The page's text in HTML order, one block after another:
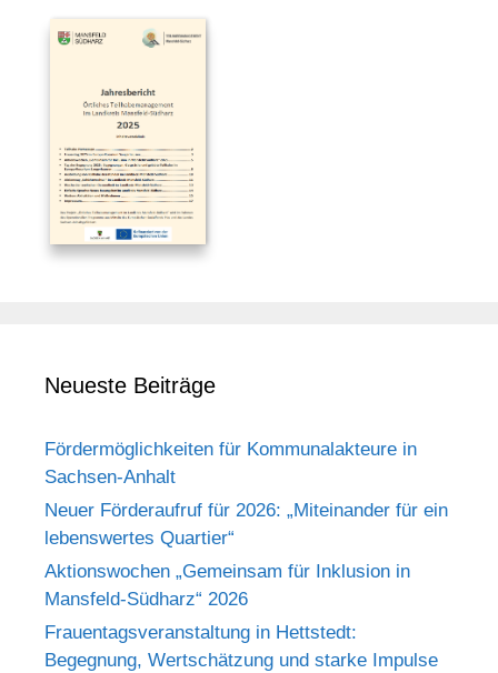
Neueste Beiträge
Fördermöglichkeiten für Kommunalakteure in
Sachsen-Anhalt
Neuer Förderaufruf für 2026: „Miteinander für ein
lebenswertes Quartier“
Aktionswochen „Gemeinsam für Inklusion in
Mansfeld-Südharz“ 2026
Frauentagsveranstaltung in Hettstedt:
Begegnung, Wertschätzung und starke Impulse